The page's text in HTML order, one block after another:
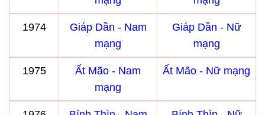
1974
Giáp Dần - Nam
mạng
Giáp Dần - Nữ
mạng
1975
Ất Mão - Nam
mạng
Ất Mão - Nữ mạng